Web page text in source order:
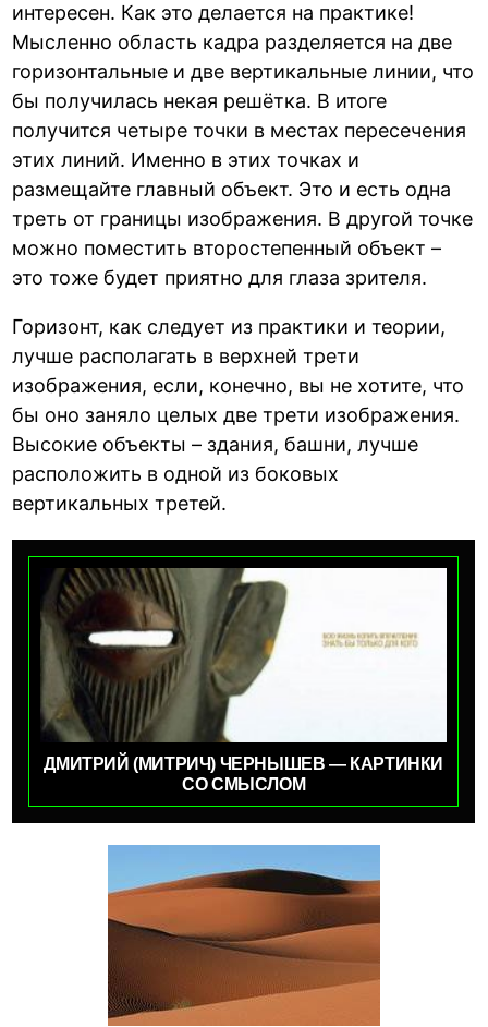
интересен. Как это делается на практике!
Мысленно область кадра разделяется на две
горизонтальные и две вертикальные линии, что
бы получилась некая решётка. В итоге
получится четыре точки в местах пересечения
этих линий. Именно в этих точках и
размещайте главный объект. Это и есть одна
треть от границы изображения. В другой точке
можно поместить второстепенный объект –
это тоже будет приятно для глаза зрителя.
Горизонт, как следует из практики и теории,
лучше располагать в верхней трети
изображения, если, конечно, вы не хотите, что
бы оно заняло целых две трети изображения.
Высокие объекты – здания, башни, лучше
расположить в одной из боковых
вертикальных третей.
ДМИТРИЙ (МИТРИЧ) ЧЕРНЫШЕВ — КАРТИНКИ
СО СМЫСЛОМ